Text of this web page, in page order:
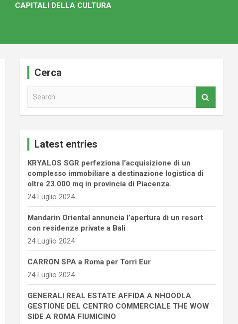
CAPITALI DELLA CULTURA
Cerca
Latest entries
KRYALOS SGR perfeziona l’acquisizione di un
complesso immobiliare a destinazione logistica di
oltre 23.000 mq in provincia di Piacenza.
24 Luglio 2024
Mandarin Oriental annuncia l’apertura di un resort
con residenze private a Bali
24 Luglio 2024
CARRON SPA a Roma per Torri Eur
24 Luglio 2024
GENERALI REAL ESTATE AFFIDA A NHOODLA
GESTIONE DEL CENTRO COMMERCIALE THE WOW
SIDE A ROMA FIUMICINO